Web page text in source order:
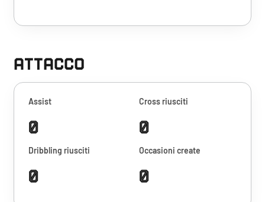
ATTACCO
Assist
0
Cross riusciti
0
Dribbling riusciti
0
Occasioni create
0